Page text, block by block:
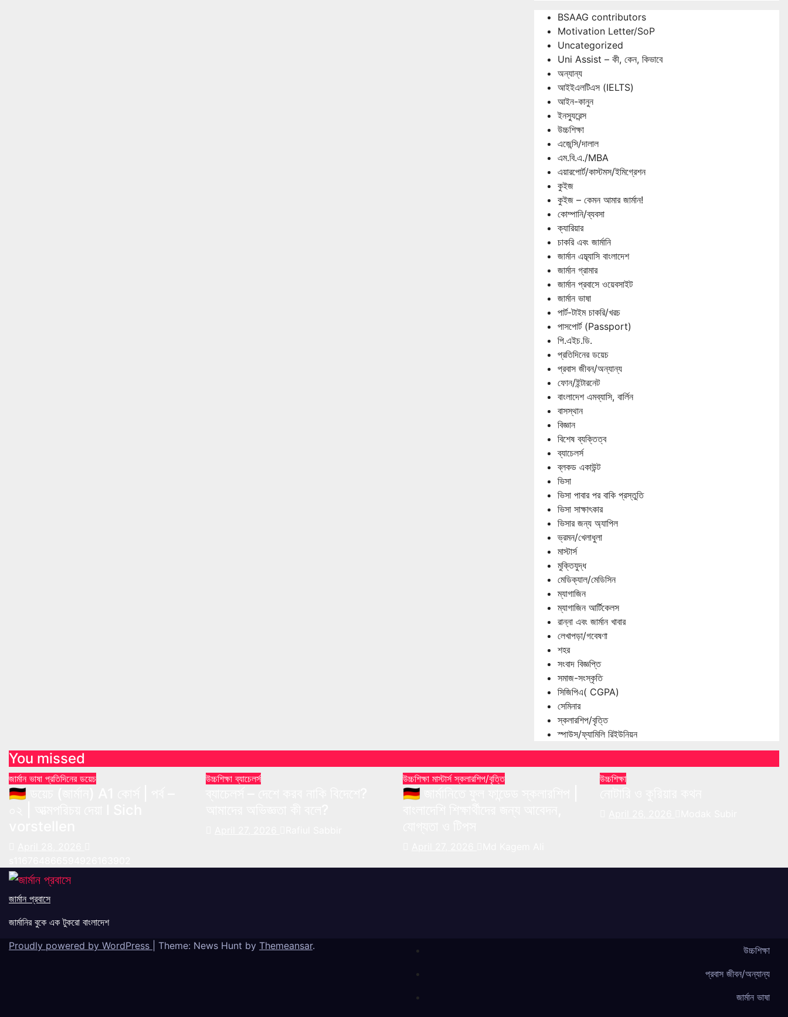
BSAAG contributors
Motivation Letter/SoP
Uncategorized
Uni Assist – কী, কেন, কিভাবে
অন্যান্য
আইইএলটিএস (IELTS)
আইন-কানুন
ইনস্যুরেন্স
উচ্চশিক্ষা
এজেন্সি/দালাল
এম.বি.এ./MBA
এয়ারপোর্ট/কাস্টমস/ইমিগ্রেশন
কুইজ
কুইজ – কেমন আমার জার্মান!
কোম্পানি/ব্যবসা
ক্যারিয়ার
চাকরি এবং জার্মানি
জার্মান এম্ব্যাসি বাংলাদেশ
জার্মান গ্রামার
জার্মান প্রবাসে ওয়েবসাইট
জার্মান ভাষা
পার্ট-টাইম চাকরি/খরচ
পাসপোর্ট (Passport)
পি.এইচ.ডি.
প্রতিদিনের ডয়েচ
প্রবাস জীবন/অন্যান্য
ফোন/ইন্টারনেট
বাংলাদেশ এমব্যাসি, বার্লিন
বাসস্থান
বিজ্ঞান
বিশেষ ব্যক্তিত্ব
ব্যাচেলর্স
ব্লকড একাউন্ট
ভিসা
ভিসা পাবার পর বাকি প্রস্তুতি
ভিসা সাক্ষাৎকার
ভিসার জন্য অ্যাপিল
ভ্রমন/খেলাধুলা
মাস্টার্স
মুক্তিযুদ্ধ
মেডিক্যাল/মেডিসিন
ম্যাগাজিন
ম্যাগাজিন আর্টিকেলস
রান্না এবং জার্মান খাবার
লেখাপড়া/গবেষণা
শহর
সংবাদ বিজ্ঞপ্তি
সমাজ-সংস্কৃতি
সিজিপিএ( CGPA)
সেমিনার
স্কলারশিপ/বৃত্তি
স্পাউস/ফ্যামিলি রিইউনিয়ন
You missed
জার্মান ভাষা প্রতিদিনের ডয়েচ
🇩🇪 ডয়েচ (জার্মান) A1 কোর্স | পর্ব –
উচ্চশিক্ষাব্যাচেলর্স উচ্চশিক্ষা মাস্টার্সস্কলারশিপ/বৃত্তি
🇩🇪 জার্মানিতে ফুল ফান্ডেড স্কলারশিপ |
উচ্চশিক্ষা
জার্মান প্রবাসে
জার্মানির বুকে এক টুকরো বাংলাদেশ
Proudly powered by WordPress
Theme: News Hunt by Themeansar.
উচ্চশিক্ষা
প্রবাস জীবন/অন্যান্য
জার্মান ভাষা